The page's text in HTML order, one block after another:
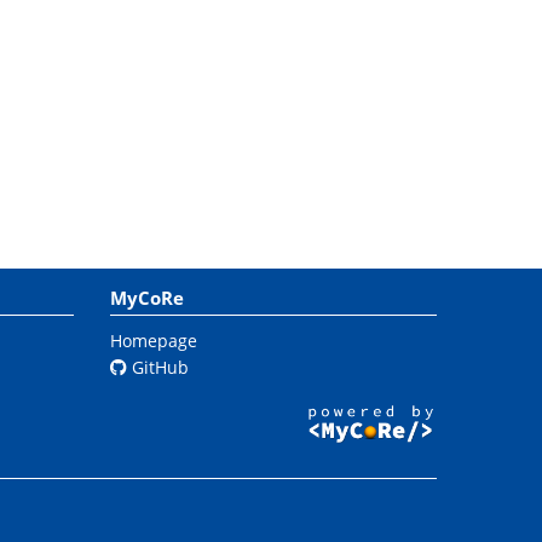
MyCoRe
Homepage
GitHub